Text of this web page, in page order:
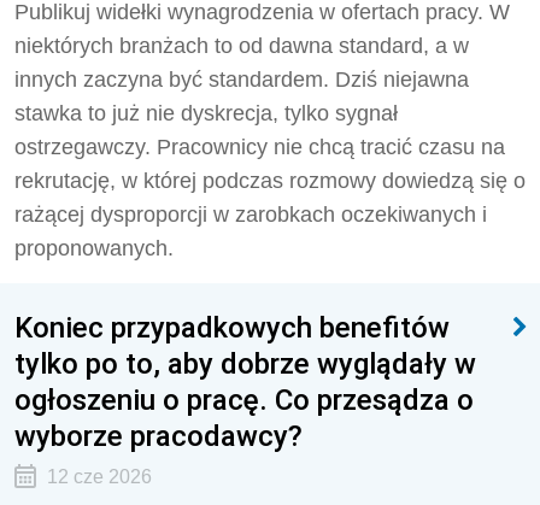
Publikuj widełki wynagrodzenia w ofertach pracy. W
niektórych branżach to od dawna standard, a w
innych zaczyna być standardem. Dziś niejawna
stawka to już nie dyskrecja, tylko sygnał
ostrzegawczy. Pracownicy nie chcą tracić czasu na
rekrutację, w której podczas rozmowy dowiedzą się o
rażącej dysproporcji w zarobkach oczekiwanych i
proponowanych.
Koniec przypadkowych benefitów
tylko po to, aby dobrze wyglądały w
ogłoszeniu o pracę. Co przesądza o
wyborze pracodawcy?
12 cze 2026